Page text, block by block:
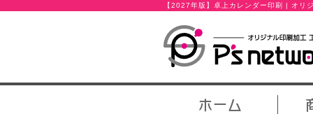
【2027年版】卓上カレンダー印刷 | オリ
ホーム